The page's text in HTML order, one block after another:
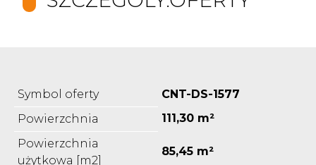
Symbol oferty
CNT-DS-1577
Powierzchnia
111,30 m²
Powierzchnia
użytkowa [m2]
85,45 m²